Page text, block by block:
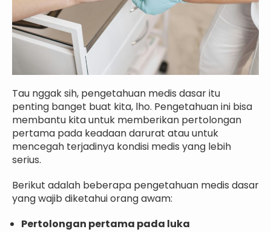
Tau nggak sih, pengetahuan medis dasar itu
penting banget buat kita, lho. Pengetahuan ini bisa
membantu kita untuk memberikan pertolongan
pertama pada keadaan darurat atau untuk
mencegah terjadinya kondisi medis yang lebih
serius.
Berikut adalah beberapa pengetahuan medis dasar
yang wajib diketahui orang awam:
Pertolongan pertama pada luka